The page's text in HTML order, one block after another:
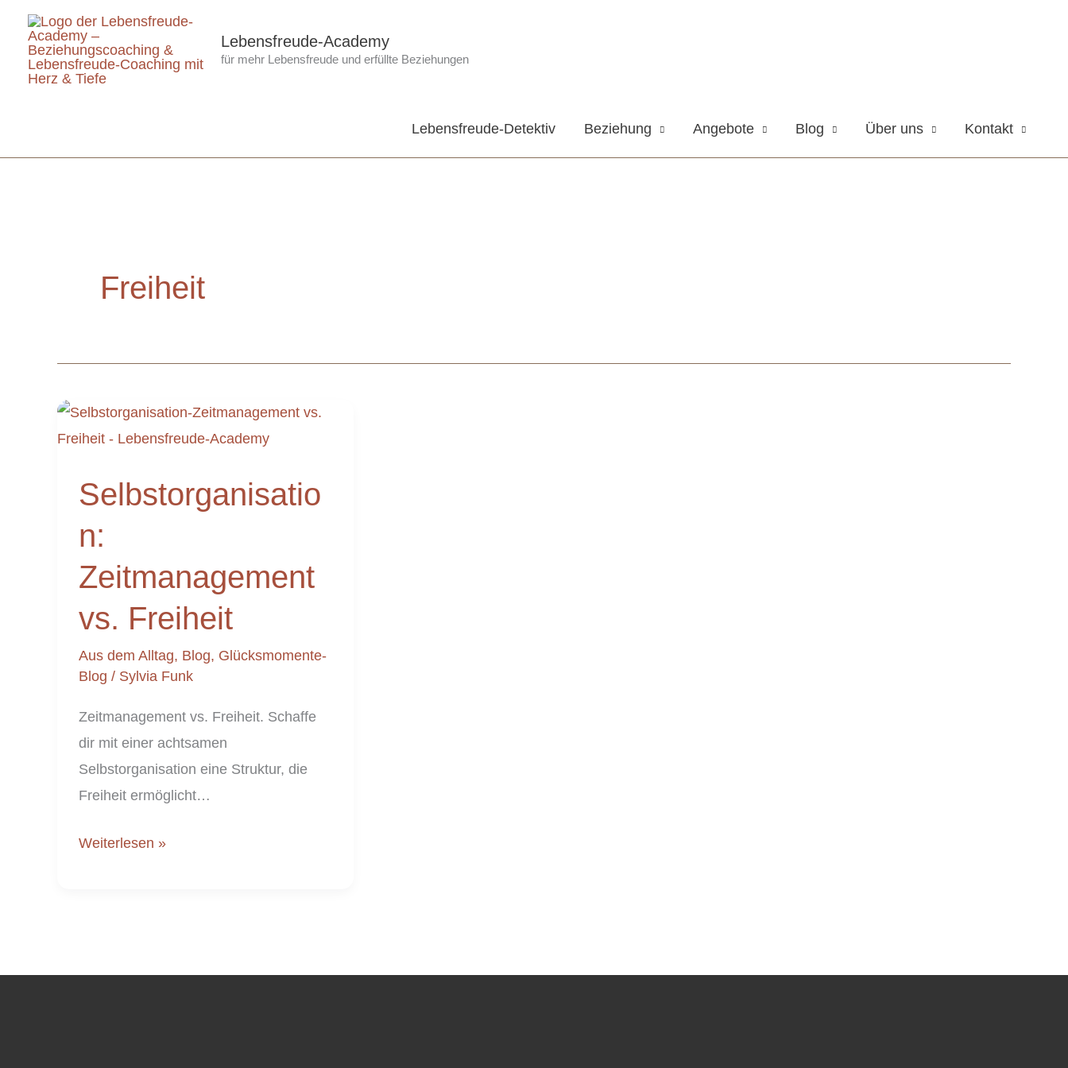
Inhalt
springen
Lebensfreude-Academy
für mehr Lebensfreude und erfüllte Beziehungen
Lebensfreude-Detektiv Beziehung Angebote Blog Über uns Kontakt
Freiheit
Selbstorganisatio
n:
Zeitmanagement
vs. Freiheit
Aus dem Alltag, Blog, Glücksmomente-
Blog / Sylvia Funk
Zeitmanagement vs. Freiheit. Schaffe
dir mit einer achtsamen
Selbstorganisation eine Struktur, die
Freiheit ermöglicht…
Selbstorganisation:
vs.
Weiterlesen »